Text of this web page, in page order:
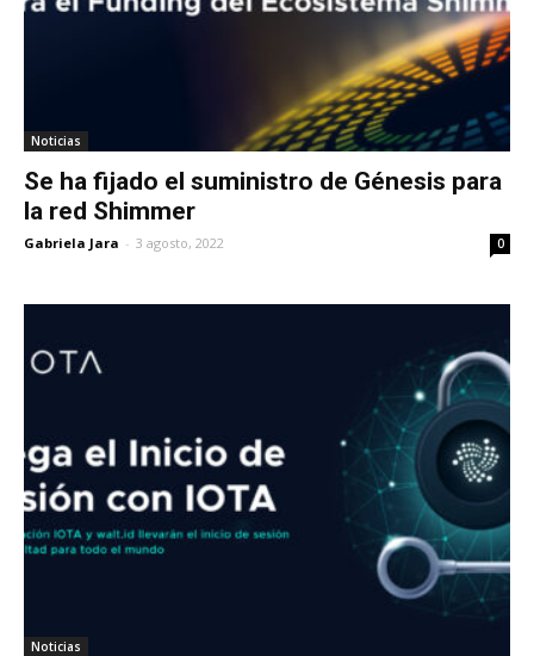
Noticias
Se ha fijado el suministro de Génesis para
la red Shimmer
Gabriela Jara - 3 agosto, 2022 0
Noticias